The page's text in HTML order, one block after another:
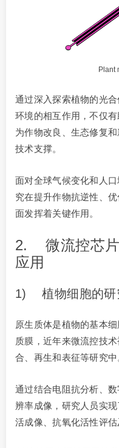
Plant
通过深入探索植物的光
环境的相互作用，不仅
为作物改良、生态修复
技术支撑。
面对全球气候变化和人
究在提升作物抗逆性、
面发挥着关键作用。
2. 微流控芯片
应用
1) 植物细胞的研
原生质体是植物的基本
质膜，近年来微流控技
合、再生和表征等研究中
通过结合电阻抗分析、
辨率成像，研究人员实
活成像、抗氧化活性评